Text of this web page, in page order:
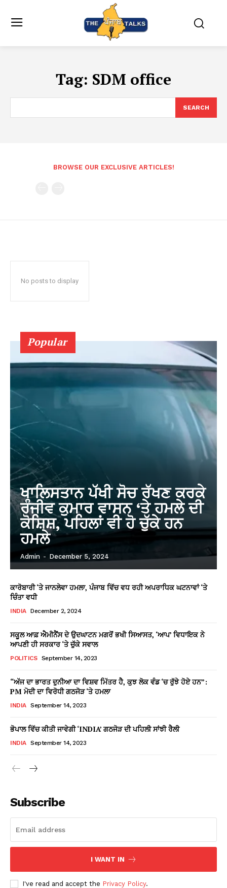
Tag: SDM office
SEARCH
BROWSE OUR EXCLUSIVE ARTICLES!
No posts to display
Popular
ਖਾਲਿਸਤਾਨ ਪੱਖੀ ਸੋਚ ਰੱਖਣ ਕਰਕੇ
ਰੰਜੀਵ ਕੁਮਾਰ ਵਾਸਨ ‘ਤੇ ਹਮਲੇ ਦੀ
ਕੋਸ਼ਿਸ਼, ਪਹਿਲਾਂ ਵੀ ਹੋ ਚੁੱਕੇ ਹਨ
ਹਮਲੇ
Admin - December 5, 2024
ਕਾਰੋਬਾਰੀ ‘ਤੇ ਜਾਨਲੇਵਾ ਹਮਲਾ, ਪੰਜਾਬ ਵਿੱਚ ਵਧ ਰਹੀ ਅਪਰਾਧਿਕ ਘਟਨਾਵਾਂ ‘ਤੇ
ਚਿੰਤਾ ਵਧੀ
INDIA December 2, 2024
ਸਕੂਲ ਆਫ਼ ਐਮੀਨੈਂਸ ਦੇ ਉਦਘਾਟਨ ਮਗਰੋਂ ਭਖੀ ਸਿਆਸਤ, ‘ਆਪ’ ਵਿਧਾਇਕ ਨੇ
ਆਪਣੀ ਹੀ ਸਰਕਾਰ ‘ਤੇ ਚੁੱਕੇ ਸਵਾਲ
POLITICS September 14, 2023
“ਅੱਜ ਦਾ ਭਾਰਤ ਦੁਨੀਆ ਦਾ ਵਿਸ਼ਵ ਮਿੱਤਰ ਹੈ, ਕੁਝ ਲੋਕ ਵੰਡ ‘ਚ ਰੁੱਝੇ ਹੋਏ ਹਨ”:
PM ਮੋਦੀ ਦਾ ਵਿਰੋਧੀ ਗਠਜੋੜ ‘ਤੇ ਹਮਲਾ
INDIA September 14, 2023
ਭੋਪਾਲ ਵਿੱਚ ਕੀਤੀ ਜਾਵੇਗੀ ‘INDIA’ ਗਠਜੋੜ ਦੀ ਪਹਿਲੀ ਸਾਂਝੀ ਰੈਲੀ
INDIA September 14, 2023
Subscribe
I WANT IN
I've read and accept the Privacy Policy.